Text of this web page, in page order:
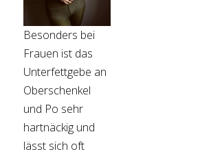
Besonders bei
Frauen ist das
Unterfettgebe an
Oberschenkel
und Po sehr
hartnäckig und
lässt sich oft